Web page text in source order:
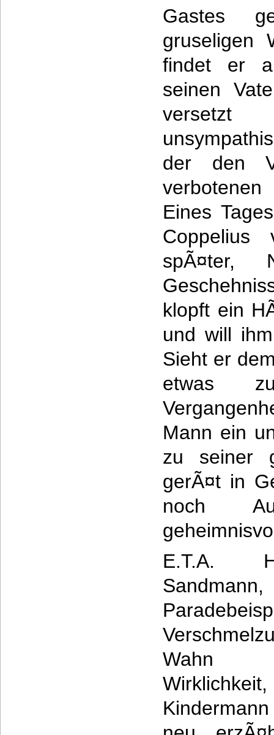
Gastes
gruseligen
findet er
seinen
der den
verbotenen
Eines
Coppelius
spÃ¤ter,
klopft ein
und will
Sieht er
etwas
Mann ein
zu seiner
gerÃ¤t in
noch
E.T.A.